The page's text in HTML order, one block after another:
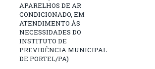
APARELHOS DE AR
CONDICIONADO, EM
ATENDIMENTO ÀS
NECESSIDADES DO
INSTITUTO DE
PREVIDÊNCIA MUNICIPAL
DE PORTEL/PA)